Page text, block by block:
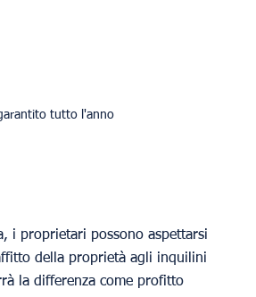
tutto l'anno
i proprietari possono aspettarsi
della proprietà agli inquilini
la differenza come profitto